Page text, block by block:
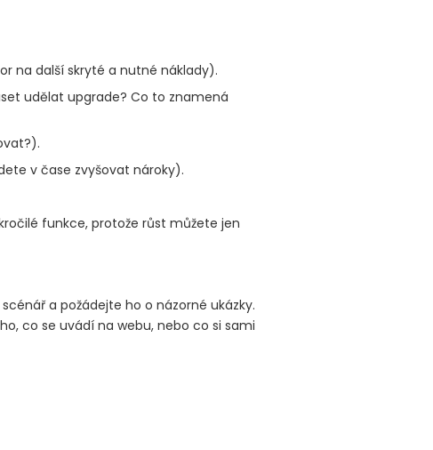
na další skryté a nutné náklady).
udělat upgrade? Co to znamená
v čase zvyšovat nároky).
funkce, protože růst můžete jen
a požádejte ho o názorné ukázky.
co se uvádí na webu, nebo co si sami